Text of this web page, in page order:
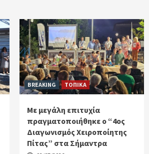
BREAKING ΤΟΠΙΚΑ
Με μεγάλη επιτυχία
πραγματοποιήθηκε ο “4ος
Διαγωνισμός Χειροποίητης
Πίτας” στα Σήμαντρα